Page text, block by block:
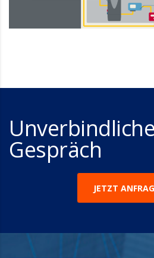
Gespräch
JETZT